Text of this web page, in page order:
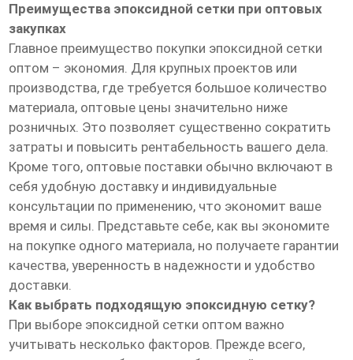
Преимущества эпоксидной сетки при оптовых
закупках
Главное преимущество покупки эпоксидной сетки
оптом – экономия. Для крупных проектов или
производства, где требуется большое количество
материала, оптовые цены значительно ниже
розничных. Это позволяет существенно сократить
затраты и повысить рентабельность вашего дела.
Кроме того, оптовые поставки обычно включают в
себя удобную доставку и индивидуальные
консультации по применению, что экономит ваше
время и силы. Представьте себе, как вы экономите
на покупке одного материала, но получаете гарантии
качества, уверенность в надежности и удобство
доставки.
Как выбрать подходящую эпоксидную сетку?
При выборе эпоксидной сетки оптом важно
учитывать несколько факторов. Прежде всего,